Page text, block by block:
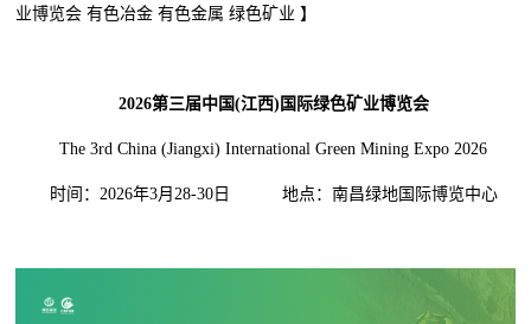
业博览会 有色冶金 有色金属 绿色矿业 】
2026第三届中国(江西)国际绿色矿业博览会
The 3rd China (Jiangxi) International Green Mining Expo 2026
时间：2026年3月28-30日 地点：南昌绿地国际博览中心